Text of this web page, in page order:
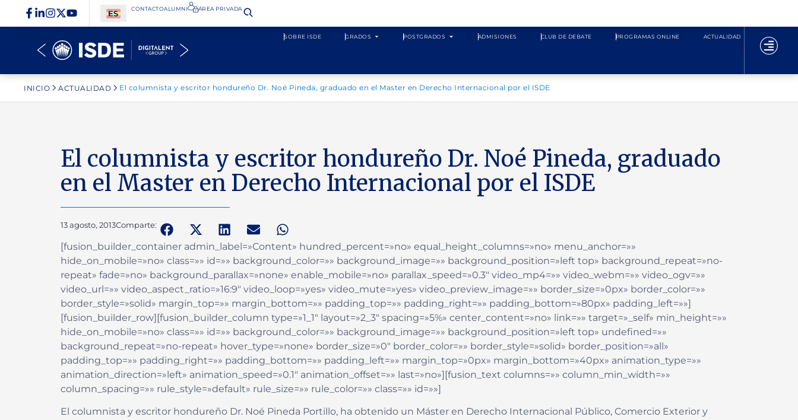
CONTACTOALUMNI ÁREA PRIVADA​
SOBRE ISDE GRADOS POSTGRADOS ADMISIONES CLUB DE DEBATE PROGRAMAS ONLINE ACTUALIDAD
INICIO ACTUALIDAD El columnista y escritor hondureño Dr. Noé Pineda, graduado en el Master en Derecho Internacional por el ISDE
El columnista y escritor hondureño Dr. Noé Pineda, graduado
en el Master en Derecho Internacional por el ISDE
13 agosto, 2013Comparte:
[fusion_builder_container admin_label=»Content» hundred_percent=»no» equal_height_columns=»no» menu_anchor=»»
hide_on_mobile=»no» class=»» id=»» background_color=»» background_image=»» background_position=»left top» background_repeat=»no-
repeat» fade=»no» background_parallax=»none» enable_mobile=»no» parallax_speed=»0.3″ video_mp4=»» video_webm=»» video_ogv=»»
video_url=»» video_aspect_ratio=»16:9″ video_loop=»yes» video_mute=»yes» video_preview_image=»» border_size=»0px» border_color=»»
border_style=»solid» margin_top=»» margin_bottom=»» padding_top=»» padding_right=»» padding_bottom=»80px» padding_left=»»]
[fusion_builder_row][fusion_builder_column type=»1_1″ layout=»2_3″ spacing=»5%» center_content=»no» link=»» target=»_self» min_height=»»
hide_on_mobile=»no» class=»» id=»» background_color=»» background_image=»» background_position=»left top» undefined=»»
background_repeat=»no-repeat» hover_type=»none» border_size=»0″ border_color=»» border_style=»solid» border_position=»all»
padding_top=»» padding_right=»» padding_bottom=»» padding_left=»» margin_top=»0px» margin_bottom=»40px» animation_type=»»
animation_direction=»left» animation_speed=»0.1″ animation_offset=»» last=»no»][fusion_text columns=»» column_min_width=»»
column_spacing=»» rule_style=»default» rule_size=»» rule_color=»» class=»» id=»»]
El columnista y escritor hondureño Dr. Noé Pineda Portillo, ha obtenido un Máster en Derecho Internacional Público, Comercio Exterior y